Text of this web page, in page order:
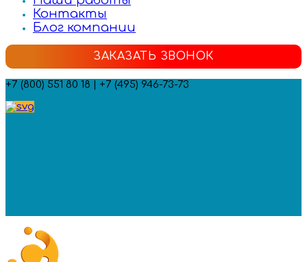
Контакты
Блог компании
ЗАКАЗАТЬ ЗВОНОК
+7 (800) 551 80 18 | +7 (495) 946-73-73